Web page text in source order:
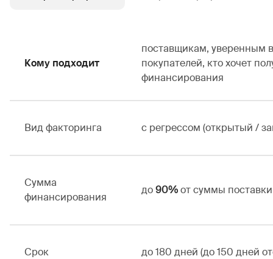
Кому подходит
поставщикам, уверенным
покупателей, кто хочет
финансирования
Вид факторинга с регрессом (открытый /
Сумма
финансирования
до90%от суммы поставки
Срок
до 180 дней (до 150 дней